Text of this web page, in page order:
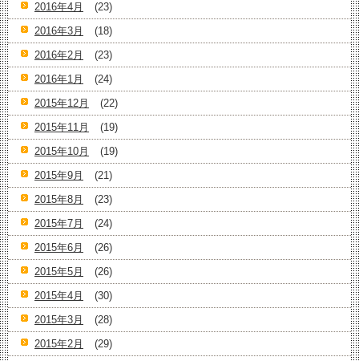
2016年4月
(23)
2016年3月
(18)
2016年2月
(23)
2016年1月
(24)
2015年12月
(22)
2015年11月
(19)
2015年10月
(19)
2015年9月
(21)
2015年8月
(23)
2015年7月
(24)
2015年6月
(26)
2015年5月
(26)
2015年4月
(30)
2015年3月
(28)
2015年2月
(29)